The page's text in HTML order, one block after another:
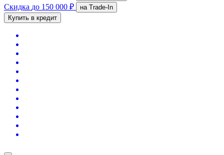
Скидка до 150 000 ₽
на Trade-In
Купить в кредит